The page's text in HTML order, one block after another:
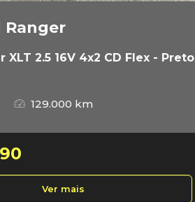
Ranger
XLT 2.5 16V 4x2 CD Flex - Preto
129.000 km
Ver mais